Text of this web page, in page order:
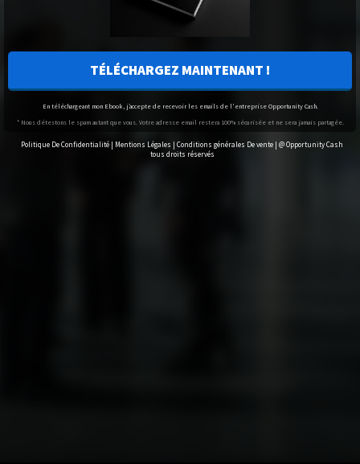
TÉLÉCHARGEZ MAINTENANT !
En téléchargeant mon Ebook, j’accepte de recevoir les emails de l'entreprise Opportunity Cash.
* Nous détestons le spam autant que vous. Votre adresse email restera 100% sécurisée et ne sera jamais partagée.
Politique De Confidentialité | Mentions Légales | Conditions générales De vente | @ Opportunity Cash
tous droits réservés